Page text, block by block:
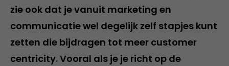
zie ook dat je vanuit marketing en
communicatie wel degelijk zelf stapjes kunt
zetten die bijdragen tot meer customer
centricity. Vooral als je je richt op de